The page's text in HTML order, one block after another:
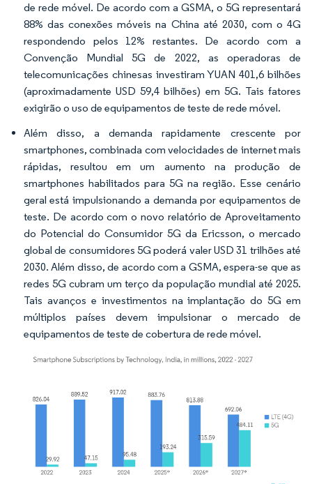
de rede móvel. De acordo com a GSMA, o 5G representará
88% das conexões móveis na China até 2030, com o 4G
respondendo pelos 12% restantes. De acordo com a
Convenção Mundial 5G de 2022, as operadoras de
telecomunicações chinesas investiram YUAN 401,6 bilhões
(aproximadamente USD 59,4 bilhões) em 5G. Tais fatores
exigirão o uso de equipamentos de teste de rede móvel.
Além disso, a demanda rapidamente crescente por
smartphones, combinada com velocidades de internet mais
rápidas, resultou em um aumento na produção de
smartphones habilitados para 5G na região. Esse cenário
geral está impulsionando a demanda por equipamentos de
teste. De acordo com o novo relatório de Aproveitamento
do Potencial do Consumidor 5G da Ericsson, o mercado
global de consumidores 5G poderá valer USD 31 trilhões até
2030. Além disso, de acordo com a GSMA, espera-se que as
redes 5G cubram um terço da população mundial até 2025.
Tais avanços e investimentos na implantação do 5G em
múltiplos países devem impulsionar o mercado de
equipamentos de teste de cobertura de rede móvel.